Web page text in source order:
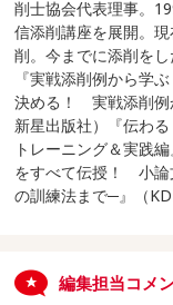
削士協会代表理事。
信添削講座を展開。
削。今までに添削を
『実戦添削例から学
決める！ 実戦添削例
新星出版社）『伝わ
トレーニング＆実践
をすべて伝授！ 小
の訓練法まで─』（
編集担当コメ